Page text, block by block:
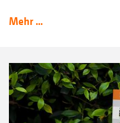
Mehr ...